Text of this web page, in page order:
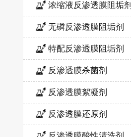
浓缩液反渗透膜阻垢剂
无磷反渗透膜阻垢剂
特配反渗透膜阻垢剂
反渗透膜杀菌剂
反渗透膜絮凝剂
反渗透膜还原剂